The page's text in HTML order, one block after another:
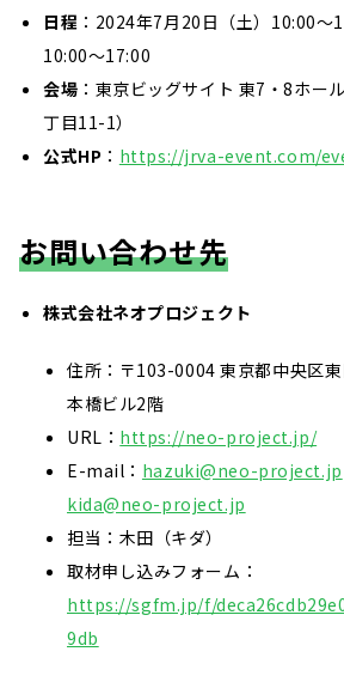
日程 ：2024年7月20日（土）10:00～
10:00～17:00
会場 ：東京ビッグサイト 東7・8ホー
丁目11-1）
公式HP ： https://jrva-event.com/
お問い合わせ先
株式会社ネオプロジェクト
住所：〒103-0004 東京都中央区
本橋ビル2階
URL： https://neo-project.jp/
E-mail： hazuki@neo-project.jp
kida@neo-project.jp
担当：木田（キダ）
取材申し込みフォーム：
https://sgfm.jp/f/
9db